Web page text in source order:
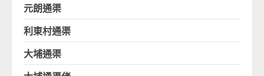
元朗通渠
利東村通渠
大埔通渠